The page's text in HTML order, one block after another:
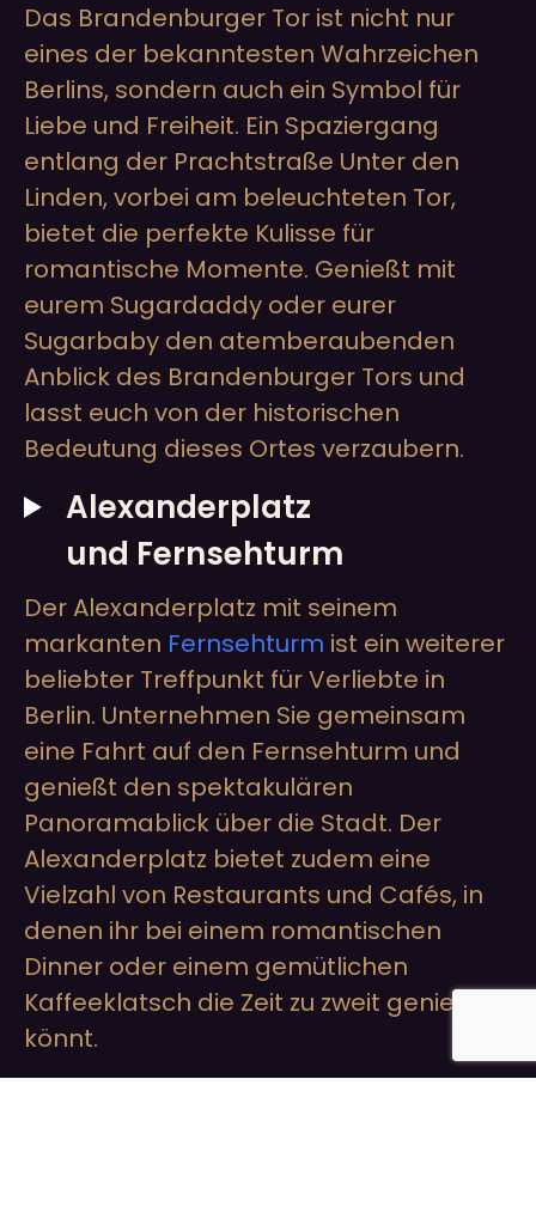
Das Brandenburger Tor ist nicht nur
eines der bekanntesten Wahrzeichen
Berlins, sondern auch ein Symbol für
Liebe und Freiheit. Ein Spaziergang
entlang der Prachtstraße Unter den
Linden, vorbei am beleuchteten Tor,
bietet die perfekte Kulisse für
romantische Momente. Genießt mit
eurem Sugardaddy oder eurer
Sugarbaby den atemberaubenden
Anblick des Brandenburger Tors und
lasst euch von der historischen
Bedeutung dieses Ortes verzaubern.
Alexanderplatz
und Fernsehturm
Der Alexanderplatz mit seinem
markanten Fernsehturm ist ein weiterer
beliebter Treffpunkt für Verliebte in
Berlin. Unternehmen Sie gemeinsam
eine Fahrt auf den Fernsehturm und
genießt den spektakulären
Panoramablick über die Stadt. Der
Alexanderplatz bietet zudem eine
Vielzahl von Restaurants und Cafés, in
denen ihr bei einem romantischen
Dinner oder einem gemütlichen
Kaffeeklatsch die Zeit zu zweit genießen
könnt.